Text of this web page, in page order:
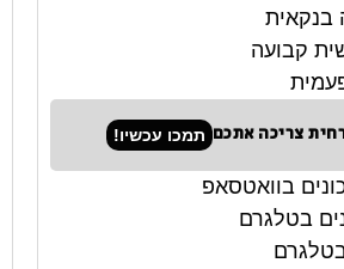
בנקאית
קבועה
צריכה אתכם תמכו עכשיו!
בוואטסאפ
בטלגרם